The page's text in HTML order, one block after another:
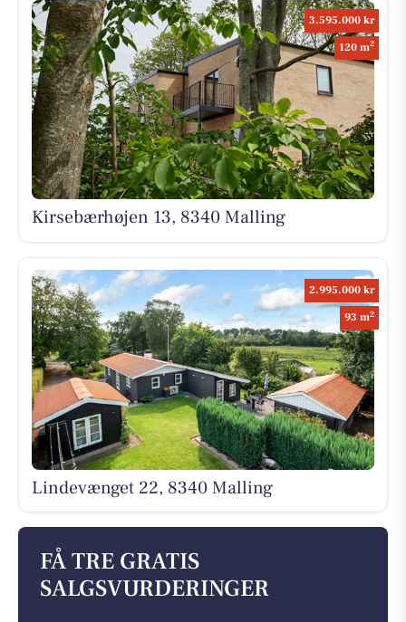
3.595.000 kr
120 m2
Kirsebærhøjen 13, 8340 Malling
2.995.000 kr
93 m2
Lindevænget 22, 8340 Malling
FÅ TRE GRATIS
SALGSVURDERINGER